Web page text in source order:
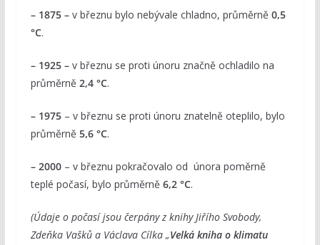
– 1875 –v březnu bylo nebývale chladno, průměrně 0,5
°C.
– 1925 –v březnu se proti únoru značně ochladilo na
průměrně 2,4 °C.
– 1975 – v březnu se proti únoru znatelně oteplilo, bylo
průměrně 5,6 °C.
– 2000 – v březnu pokračovalo od února poměrně
teplé počasí, bylo průměrně 6,2 °C.
(Údaje o počasí jsou čerpány z knihy Jiřího Svobody,
Zdeňka Vašků a Václava Cílka „Velká kniha o klimatu